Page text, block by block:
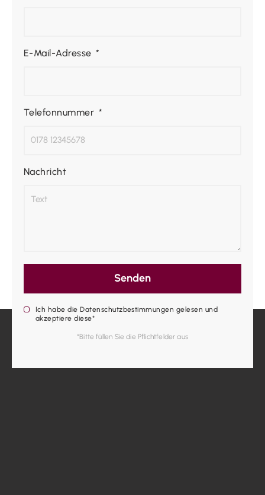
E-Mail-Adresse
Telefonnummer
Nachricht
Ich habe die Datenschutzbestimmungen gelesen und
akzeptiere diese*
*Bitte füllen Sie die Pflichtfelder aus
Senden